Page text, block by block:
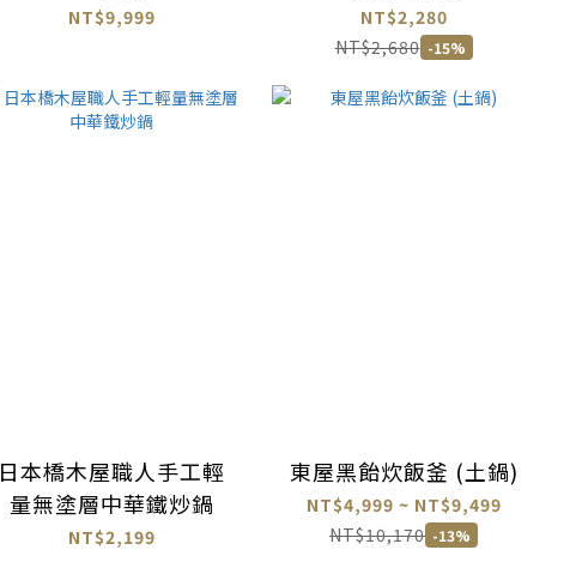
NT$9,999
NT$2,280
NT$2,680 -15%
日本橋木屋職人手工輕
量無塗層中華鐵炒鍋
NT$2,199
東屋黑飴炊飯釜 (土鍋)
NT$4,999 ~ NT$9,499
NT$10,170 -13%